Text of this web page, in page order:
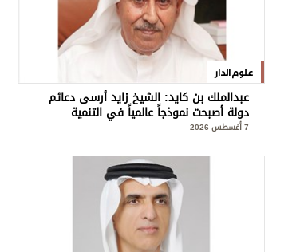
علوم الدار
عبدالملك بن كايد: الشيخ زايد أرسى دعائم
دولة أصبحت نموذجاً عالمياً في التنمية
والإنسانية
7 أغسطس 2026